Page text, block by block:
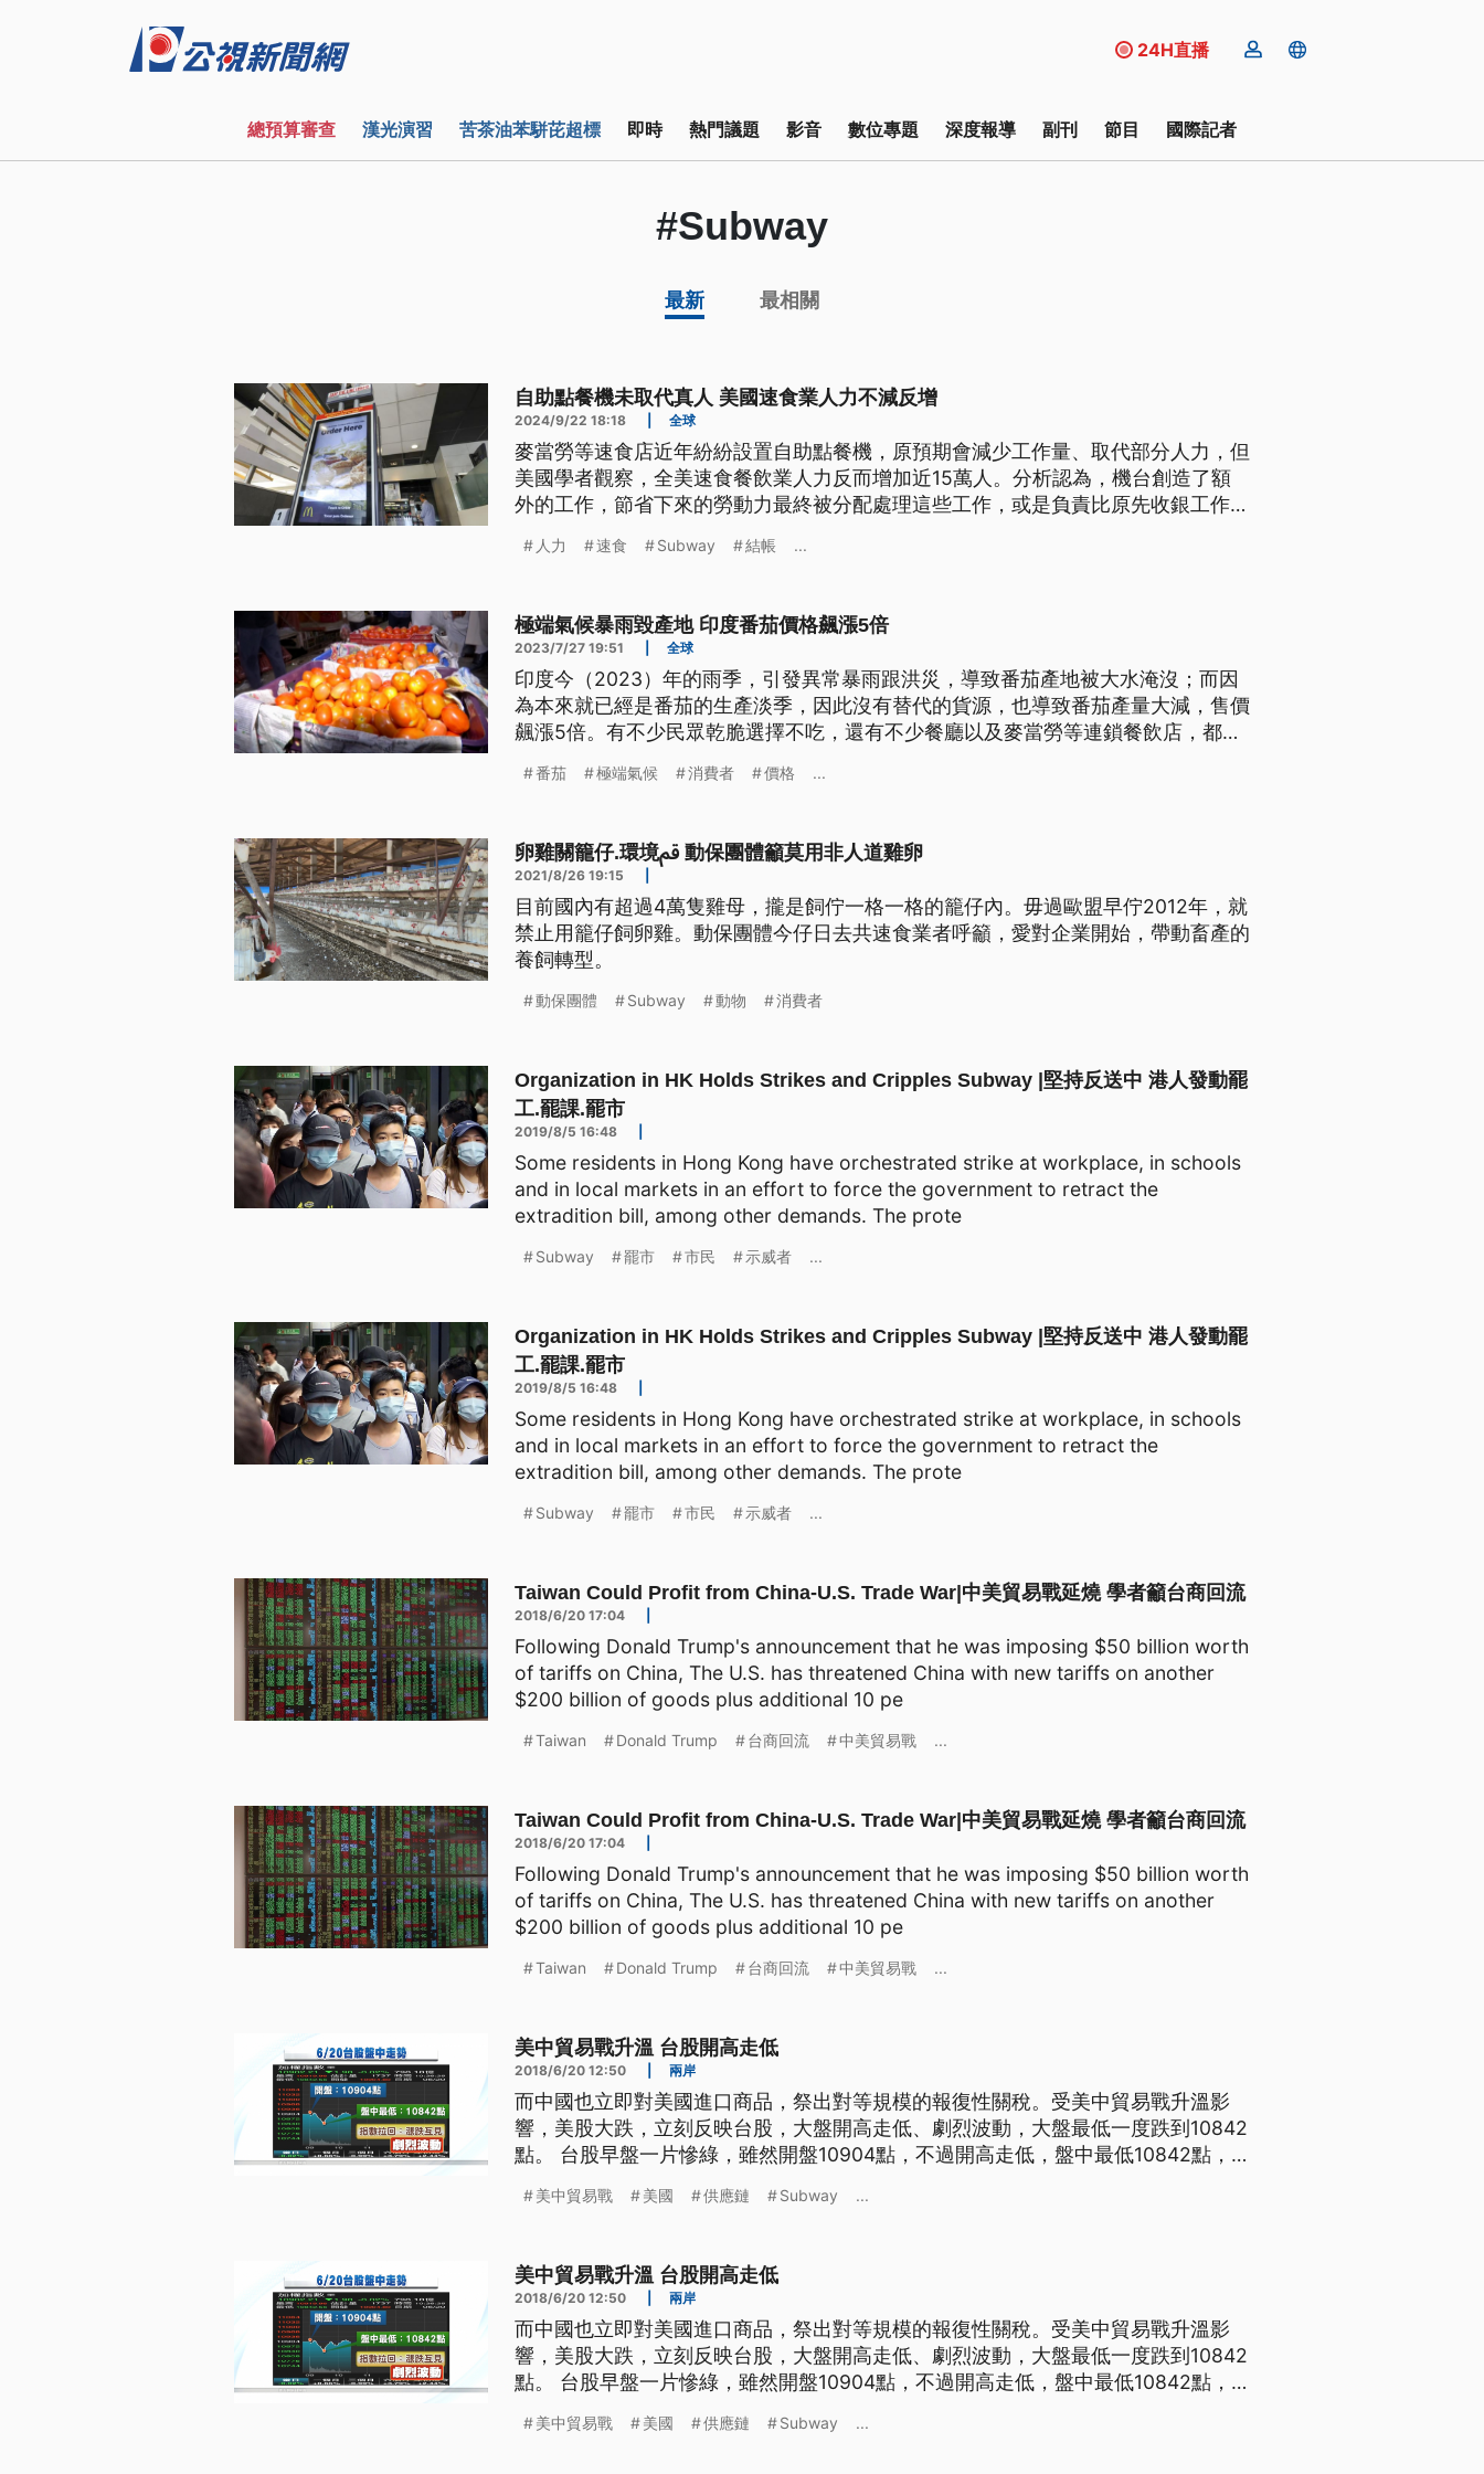
24H直播
總預算審查 漢光演習 苦茶油苯駢芘超標 即時 熱門議題 影音 數位專題 深度報導 副刊 節目 國際記者
#Subway
最新 最相關
自助點餐機未取代真人 美國速食業人力不減反增
2024/9/22 18:18 全球
麥當勞等速食店近年紛紛設置自助點餐機，原預期會減少工作量、取代部分人力，但
美國學者觀察，全美速食餐飲業人力反而增加近15萬人。分析認為，機台創造了額
外的工作，節省下來的勞動力最終被分配處理這些工作，或是負責比原先收銀工作更
人力 速食 Subway 結帳 ...
極端氣候暴雨毀產地 印度番茄價格飆漲5倍
2023/7/27 19:51 全球
印度今（2023）年的雨季，引發異常暴雨跟洪災，導致番茄產地被大水淹沒；而因
為本來就已經是番茄的生產淡季，因此沒有替代的貨源，也導致番茄產量大減，售價
飆漲5倍。有不少民眾乾脆選擇不吃，還有不少餐廳以及麥當勞等連鎖餐飲店，都停
番茄 極端氣候 消費者 價格 ...
卵雞關籠仔.環境ﰴ 動保團體籲莫用非人道雞卵
2021/8/26 19:15
目前國內有超過4萬隻雞母，攏是飼佇一格一格的籠仔內。毋過歐盟早佇2012年，就
禁止用籠仔飼卵雞。動保團體今仔日去共速食業者呼籲，愛對企業開始，帶動畜產的
養飼轉型。
動保團體 Subway 動物 消費者
Organization in HK Holds Strikes and Cripples Subway |堅持反送中 港人發動罷
工.罷課.罷市
2019/8/5 16:48
Some residents in Hong Kong have orchestrated strike at workplace, in schools
and in local markets in an effort to force the government to retract the
extradition bill, among other demands. The prote
Subway 罷市 市民 示威者 ...
Organization in HK Holds Strikes and Cripples Subway |堅持反送中 港人發動罷
工.罷課.罷市
2019/8/5 16:48
Some residents in Hong Kong have orchestrated strike at workplace, in schools
and in local markets in an effort to force the government to retract the
extradition bill, among other demands. The prote
Subway 罷市 市民 示威者 ...
Taiwan Could Profit from China-U.S. Trade War|中美貿易戰延燒 學者籲台商回流
2018/6/20 17:04
Following Donald Trump's announcement that he was imposing $50 billion worth
of tariffs on China, The U.S. has threatened China with new tariffs on another
$200 billion of goods plus additional 10 pe
Taiwan Donald Trump 台商回流 中美貿易戰 ...
Taiwan Could Profit from China-U.S. Trade War|中美貿易戰延燒 學者籲台商回流
2018/6/20 17:04
Following Donald Trump's announcement that he was imposing $50 billion worth
of tariffs on China, The U.S. has threatened China with new tariffs on another
$200 billion of goods plus additional 10 pe
Taiwan Donald Trump 台商回流 中美貿易戰 ...
美中貿易戰升溫 台股開高走低
2018/6/20 12:50 兩岸
而中國也立即對美國進口商品，祭出對等規模的報復性關稅。受美中貿易戰升溫影
響，美股大跌，立刻反映台股，大盤開高走低、劇烈波動，大盤最低一度跌到10842
點。 台股早盤一片慘綠，雖然開盤10904點，不過開高走低，盤中最低10842點，
響，走勢很低迷，加上美中貿易戰利空因素衝擊，台股信心面不足，恐怕止不住跌
美中貿易戰 美國 供應鏈 Subway ...
美中貿易戰升溫 台股開高走低
2018/6/20 12:50 兩岸
而中國也立即對美國進口商品，祭出對等規模的報復性關稅。受美中貿易戰升溫影
響，美股大跌，立刻反映台股，大盤開高走低、劇烈波動，大盤最低一度跌到10842
點。 台股早盤一片慘綠，雖然開盤10904點，不過開高走低，盤中最低10842點，
響，走勢很低迷，加上美中貿易戰利空因素衝擊，台股信心面不足，恐怕止不住跌
美中貿易戰 美國 供應鏈 Subway ...